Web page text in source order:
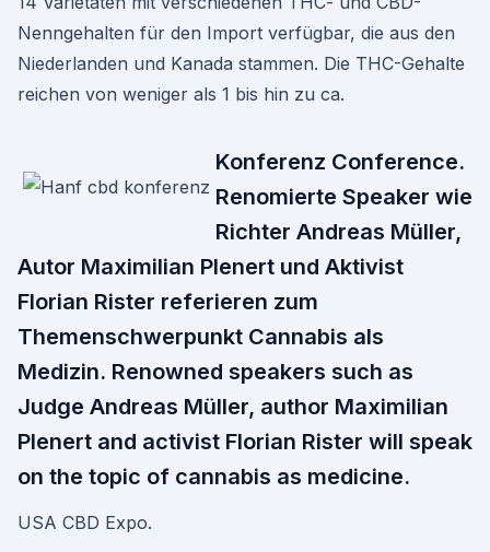
Nenngehalten für den Import verfügbar, die aus den
Niederlanden und Kanada stammen. Die THC-Gehalte
reichen von weniger als 1 bis hin zu ca.
Konferenz Conference.
Renomierte Speaker wie
Richter Andreas Müller,
Autor Maximilian Plenert und Aktivist
Florian Rister referieren zum
Themenschwerpunkt Cannabis als
Medizin. Renowned speakers such as
Judge Andreas Müller, author Maximilian
Plenert and activist Florian Rister will speak
on the topic of cannabis as medicine.
USA CBD Expo.